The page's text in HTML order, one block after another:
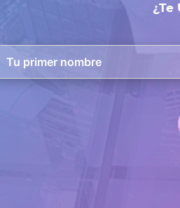
¿Te